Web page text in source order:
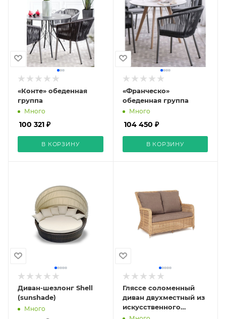
«Конте» обеденная
группа
Много
100 321 ₽
В КОРЗИНУ
«Франческо»
обеденная группа
Много
104 450 ₽
В КОРЗИНУ
Диван-шезлонг Shell
(sunshade)
Много
Гляссе соломенный
диван двухместный из
искусственного
ротанга